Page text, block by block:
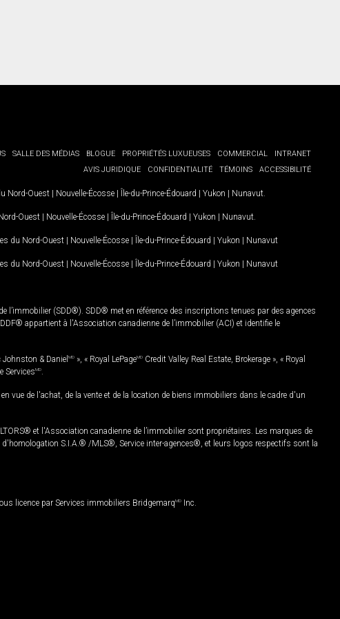
SALLE DES MÉDIAS BLOGUE PROPRIÉTÉS LUXUEUSES COMMERCIAL
INTRANET
AVIS JURIDIQUE
CONFIDENTIALITÉ TÉMOINS ACCESSIBILITÉ
Nord-Ouest | Nouvelle-Écosse | Île-du-Prince-Édouard | Yukon | Nunavut
Ouest | Nouvelle-Écosse | Île-du-Prince-Édouard | Yukon | Nunavut
du Nord-Ouest | Nouvelle-Écosse | Île-du-Prince-Édouard | Yukon | Nunavut
du Nord-Ouest | Nouvelle-Écosse | Île-du-Prince-Édouard | Yukon | Nunavut
l’immobilier (SDD®). SDD® met en référence des inscriptions tenues par des agences
appartient à l'Association canadienne de l’immobilier (ACI) et identifie le
& Daniel MD », « Royal LePageMD Credit Valley Real Estate, Brokerage », « Royal
ServicesMD
vue de l'achat, de la vente et de la location de biens immobiliers dans le cadre d'un
et l'Association canadienne de l’immobilier sont propriétaires. Les marques de
S.I.A.® /MLS®, Service inter-agences®, et leurs logos respectifs sont la
licence par Services immobiliers BridgemarqMD Inc.